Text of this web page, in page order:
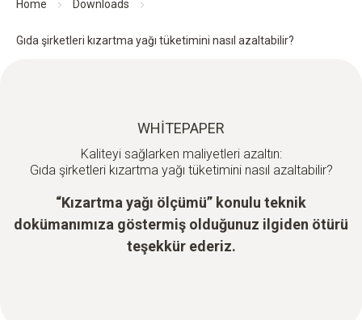
Home Downloads
Gıda şirketleri kızartma yağı tüketimini nasıl azaltabilir?
WHITEPAPER
Kaliteyi sağlarken maliyetleri azaltın:
Gıda şirketleri kızartma yağı tüketimini nasıl azaltabilir?
“Kızartma yağı ölçümü” konulu teknik
dokümanımıza göstermiş olduğunuz ilgiden ötürü
teşekkür ederiz.